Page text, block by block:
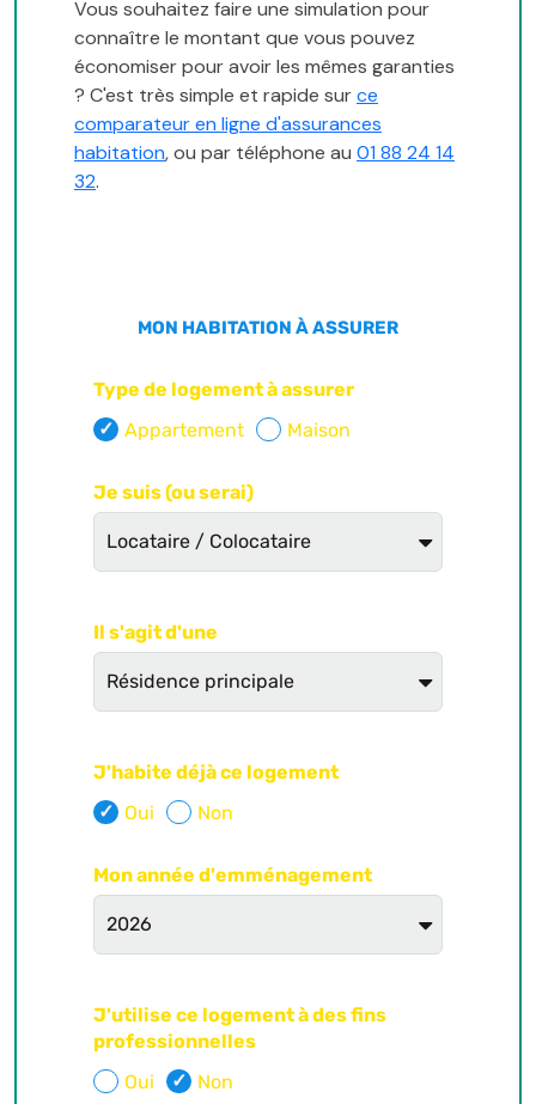
Vous souhaitez faire une simulation pour
connaître le montant que vous pouvez
économiser pour avoir les mêmes garanties
? C'est très simple et rapide surce
comparateur en ligne d'assurances
habitation, ou par téléphone au 01 88 24 14
32.